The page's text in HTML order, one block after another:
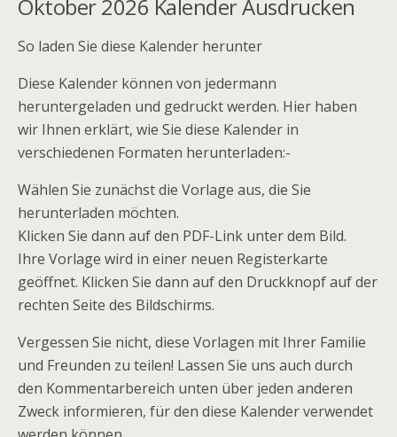
Oktober 2026 Kalender Ausdrucken
So laden Sie diese Kalender herunter
Diese Kalender können von jedermann
heruntergeladen und gedruckt werden. Hier haben
wir Ihnen erklärt, wie Sie diese Kalender in
verschiedenen Formaten herunterladen:-
Wählen Sie zunächst die Vorlage aus, die Sie
herunterladen möchten.
Klicken Sie dann auf den PDF-Link unter dem Bild.
Ihre Vorlage wird in einer neuen Registerkarte
geöffnet. Klicken Sie dann auf den Druckknopf auf der
rechten Seite des Bildschirms.
Vergessen Sie nicht, diese Vorlagen mit Ihrer Familie
und Freunden zu teilen! Lassen Sie uns auch durch
den Kommentarbereich unten über jeden anderen
Zweck informieren, für den diese Kalender verwendet